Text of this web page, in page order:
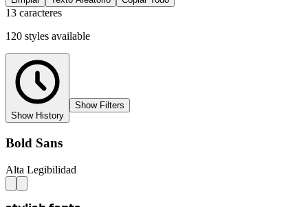
13 caracteres
120 styles available
Show History
Show Filters
Bold Sans
Alta Legibilidad